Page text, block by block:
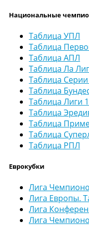
Национальные
Таблица УПЛ
Таблица
Таблица АПЛ
Таблица Ла
Таблица
Таблица
Таблица Лиги 1
Таблица
Таблица
Таблица
Таблица РПЛ
Еврокубки
Лига
Лига Европы.
Лига
Лига